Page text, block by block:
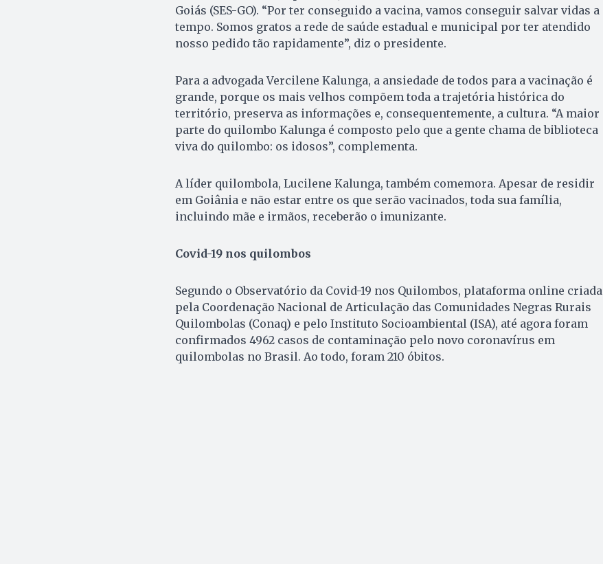
Goiás (SES-GO). “Por ter conseguido a vacina, vamos conseguir salvar vidas a
tempo. Somos gratos a rede de saúde estadual e municipal por ter atendido
nosso pedido tão rapidamente”, diz o presidente.
Para a advogada Vercilene Kalunga, a ansiedade de todos para a vacinação é
grande, porque os mais velhos compõem toda a trajetória histórica do
território, preserva as informações e, consequentemente, a cultura. “A maior
parte do quilombo Kalunga é composto pelo que a gente chama de biblioteca
viva do quilombo: os idosos”, complementa.
A líder quilombola, Lucilene Kalunga, também comemora. Apesar de residir
em Goiânia e não estar entre os que serão vacinados, toda sua família,
incluindo mãe e irmãos, receberão o imunizante.
Covid-19 nos quilombos
Segundo o Observatório da Covid-19 nos Quilombos, plataforma online criada
pela Coordenação Nacional de Articulação das Comunidades Negras Rurais
Quilombolas (Conaq) e pelo Instituto Socioambiental (ISA), até agora foram
confirmados 4962 casos de contaminação pelo novo coronavírus em
quilombolas no Brasil. Ao todo, foram 210 óbitos.